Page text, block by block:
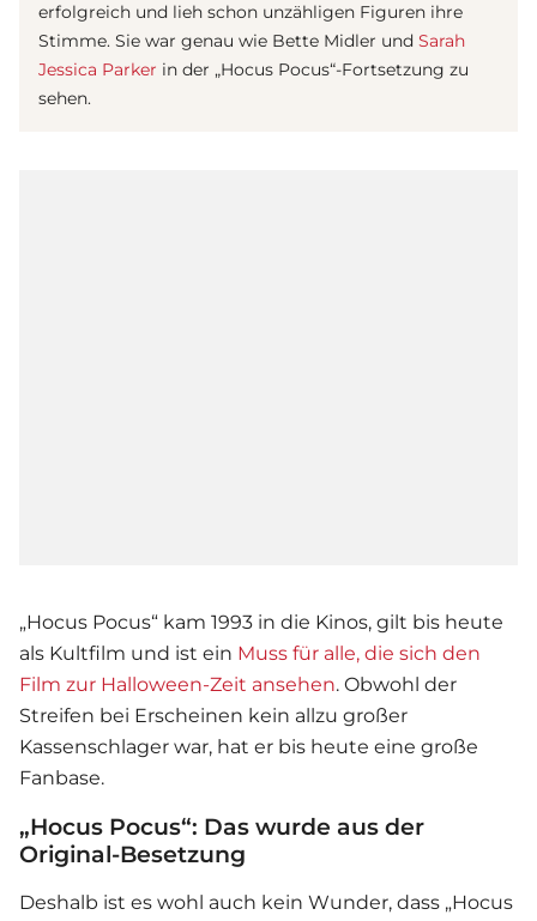
erfolgreich und lieh schon unzähligen Figuren ihre
Stimme. Sie war genau wie Bette Midler und Sarah
Jessica Parker in der „Hocus Pocus“-Fortsetzung zu
sehen.
„Hocus Pocus“ kam 1993 in die Kinos, gilt bis heute
als Kultfilm und ist ein Muss für alle, die sich den
Film zur Halloween-Zeit ansehen. Obwohl der
Streifen bei Erscheinen kein allzu großer
Kassenschlager war, hat er bis heute eine große
Fanbase.
„Hocus Pocus“: Das wurde aus der
Original-Besetzung
Deshalb ist es wohl auch kein Wunder, dass „Hocus